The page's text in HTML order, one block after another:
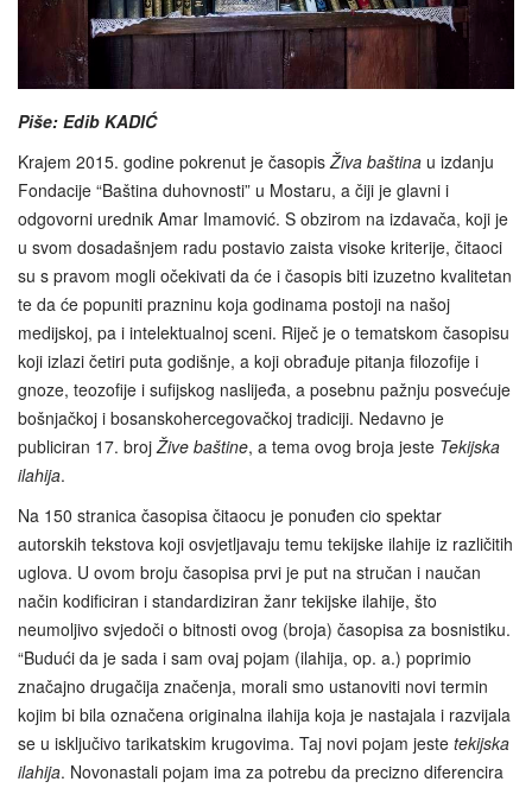
Piše: Edib KADIĆ
Krajem 2015. godine pokrenut je časopis Živa baština u izdanju
Fondacije “Baština duhovnosti” u Mostaru, a čiji je glavni i
odgovorni urednik Amar Imamović. S obzirom na izdavača, koji je
u svom dosadašnjem radu postavio zaista visoke kriterije, čitaoci
su s pravom mogli očekivati da će i časopis biti izuzetno kvalitetan
te da će popuniti prazninu koja godinama postoji na našoj
medijskoj, pa i intelektualnoj sceni. Riječ je o tematskom časopisu
koji izlazi četiri puta godišnje, a koji obrađuje pitanja filozofije i
gnoze, teozofije i sufijskog naslijeđa, a posebnu pažnju posvećuje
bošnjačkoj i bosanskohercegovačkoj tradiciji. Nedavno je
publiciran 17. broj Žive baštine, a tema ovog broja jeste Tekijska
ilahija.
Na 150 stranica časopisa čitaocu je ponuđen cio spektar
autorskih tekstova koji osvjetljavaju temu tekijske ilahije iz različitih
uglova. U ovom broju časopisa prvi je put na stručan i naučan
način kodificiran i standardiziran žanr tekijske ilahije, što
neumoljivo svjedoči o bitnosti ovog (broja) časopisa za bosnistiku.
“Budući da je sada i sam ovaj pojam (ilahija, op. a.) poprimio
značajno drugačija značenja, morali smo ustanoviti novi termin
kojim bi bila označena originalna ilahija koja je nastajala i razvijala
se u isključivo tarikatskim krugovima. Taj novi pojam jeste tekijska
ilahija. Novonastali pojam ima za potrebu da precizno diferencira